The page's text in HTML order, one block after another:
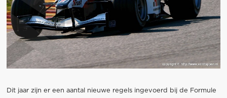
Dit jaar zijn er een aantal nieuwe regels ingevoerd bij de Formule